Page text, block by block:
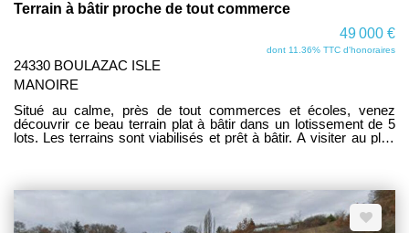
Terrain à bâtir proche de tout commerce
49 000 €
dont 11.36% TTC d'honoraires
24330 BOULAZAC ISLE
MANOIRE
Situé au calme, près de tout commerces et écoles, venez
découvrir ce beau terrain plat à bâtir dans un lotissement de 5
lots. Les terrains sont viabilisés et prêt à bâtir. A visiter au plus